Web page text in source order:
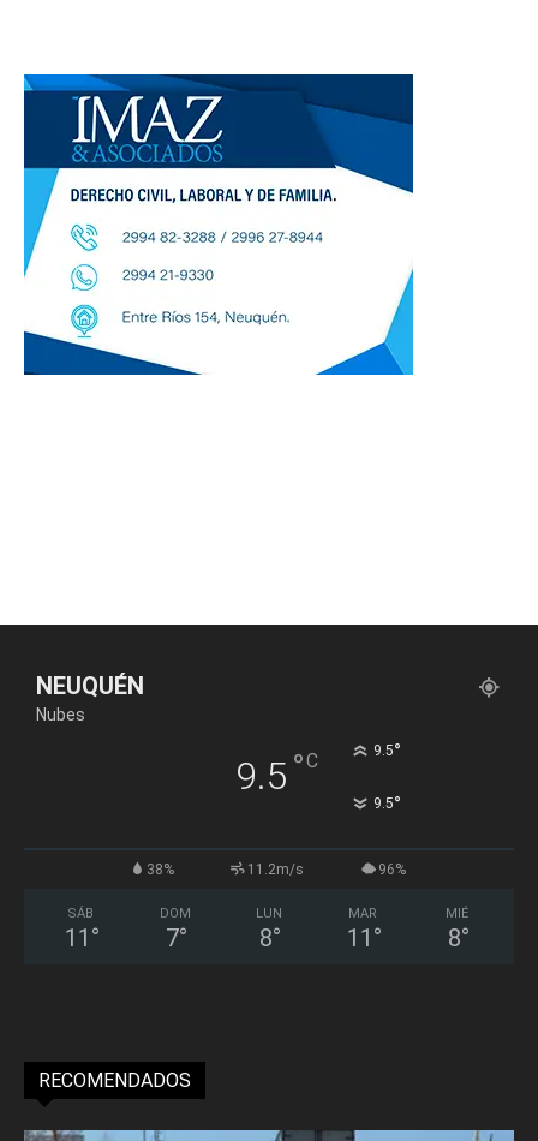
NEUQUÉN
Nubes
9.5 °C 9.5°
9.5°
38% 11.2m/s 96%
SÁB
11 °
DOM
7°
LUN
8°
MAR
11 °
MIÉ
8°
RECOMENDADOS